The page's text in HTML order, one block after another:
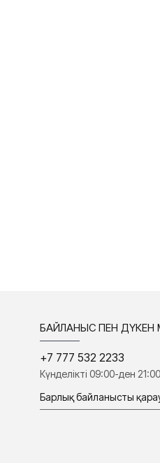
БАЙЛАНЫС ПЕН ДҮКЕН
+7 777 532 2233
Күнделікті 09:00-ден
Барлық байланысты